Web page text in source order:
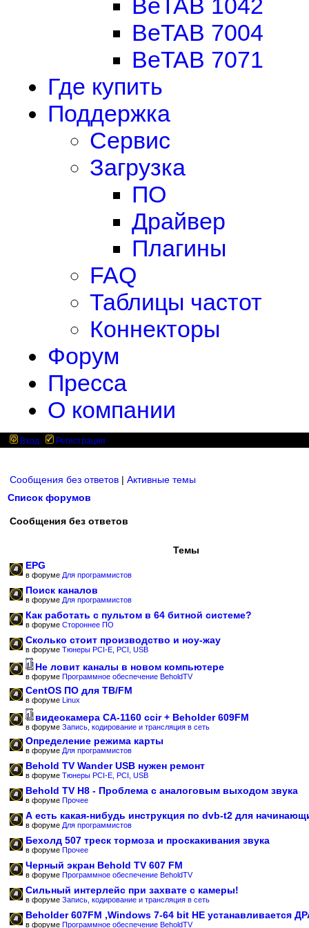
BeTAB 1042
BeTAB 7004
BeTAB 7071
Где купить
Поддержка
Сервис
Загрузка
ПО
Драйвер
Плагины
FAQ
Таблицы частот
Коннекторы
Форум
Пресса
О компании
Вход Регистрация
Сообщения без ответов | Активные темы
Список форумов
Сообщения без ответов
Темы
EPG
в форуме Для программистов
Поиск каналов
в форуме Для программистов
Как работать с пультом в 64 битной системе?
в форуме Стороннее ПО
Сколько стоит производство и ноу-жау
в форуме Тюнеры PCI-E, PCI, USB
Не ловит каналы в новом компьютере
в форуме Программное обеспечение BeholdTV
CentOS ПО для ТВ/FM
в форуме Linux
видеокамера CA-1160 ccir + Beholder 609FM
в форуме Запись, кодирование и трансляция в сеть
Определение режима карты
в форуме Для программистов
Behold TV Wander USB нужен ремонт
в форуме Тюнеры PCI-E, PCI, USB
Behold TV H8 - Проблема с аналоговым выходом звука
в форуме Прочее
А есть какая-нибудь инструкция по dvb-t2 для
в форуме Для программистов
Бехолд 507 треск тормоза и проскакивания звука
в форуме Прочее
Черный экран Behold TV 607 FM
в форуме Программное обеспечение BeholdTV
Сильный интерлейс при захвате с камеры!
в форуме Запись, кодирование и трансляция в сеть
Beholder 607FM ,Windows 7-64 bit НЕ устанавливается
в форуме Программное обеспечение BeholdTV